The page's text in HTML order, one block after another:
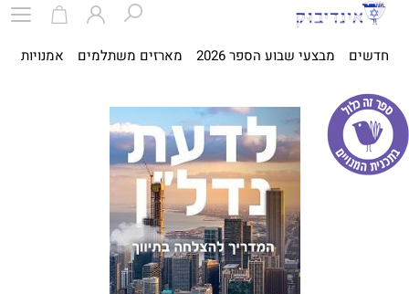
חדשים מבצעי שבוע הספר 2026 מארזים משתלמים אמנויות